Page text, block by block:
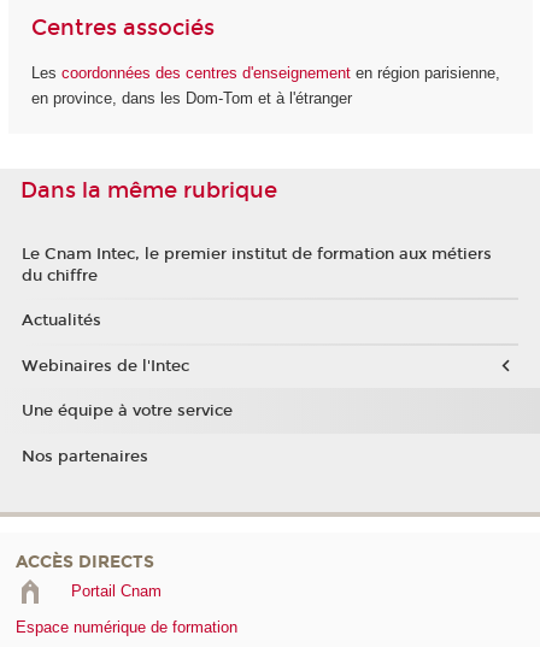
Centres associés
Les coordonnées des centres d'enseignement en région parisienne,
en province, dans les Dom-Tom et à l'étranger
Dans la même rubrique
Le Cnam Intec, le premier institut de formation aux métiers
du chiffre
Actualités
Webinaires de l'Intec
Une équipe à votre service
Nos partenaires
ACCÈS DIRECTS
Portail Cnam
Espace numérique de formation